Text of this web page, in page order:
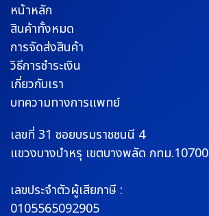
หน้าหลัก
สินค้าทั้งหมด
การจัดส่งสินค้า
วิธีการชำระเงิน
เกี่ยวกับเรา
บทความทางการแพทย์
เลขที่ 31 ซอยบรมราชชนนี 4
แขวงบางบำหรุ เขตบางพลัด กทม.10700
เลขประจำตัวผู้เสียภาษี :
0105565092905